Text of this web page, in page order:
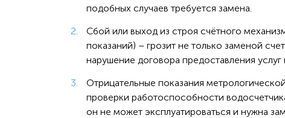
подобных случаев требуется замена.
Сбой или выход из строя счётного
показаний) – грозит не только заменой
нарушение договора предоставления
Отрицательные показания
проверки работоспособности
он не может эксплуатироваться и нужна